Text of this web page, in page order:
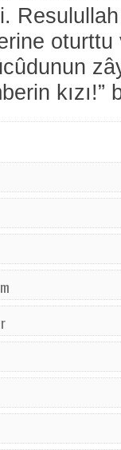
Resulullah
kızı!”